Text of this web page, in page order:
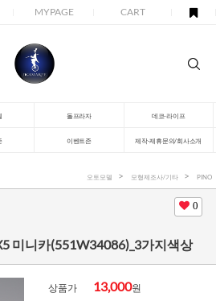
MYPAGE CART
돌프라자 데코-라이프
이벤트존 제작-제휴문의/회사소개
오토모델 모형제조사/기타 PINO
0
미니카(551W34086)_3가지색상
상품가 13,000원